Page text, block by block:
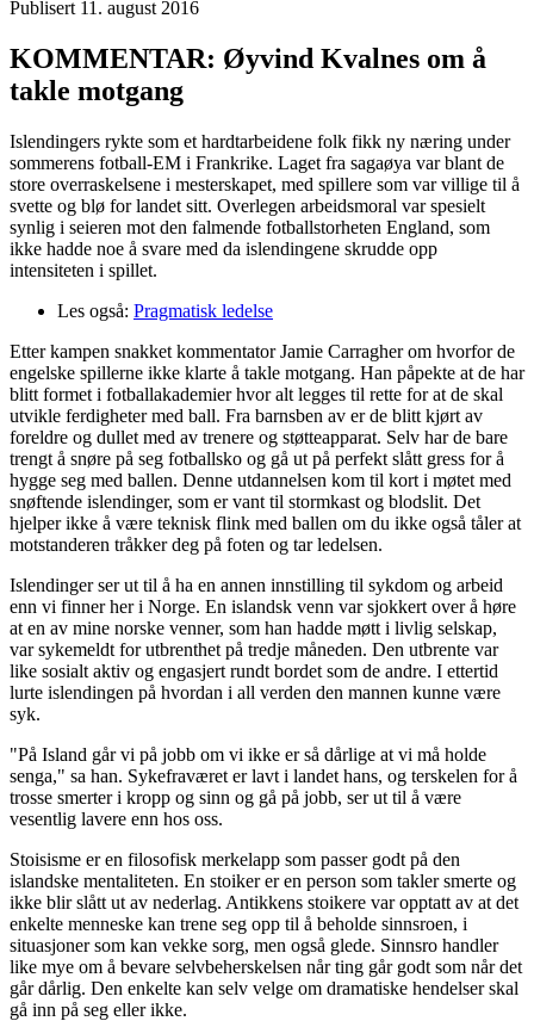
Publisert 11. august 2016
KOMMENTAR: Øyvind Kvalnes om å
takle motgang
Islendingers rykte som et hardtarbeidene folk fikk ny næring under
sommerens fotball-EM i Frankrike. Laget fra sagaøya var blant de
store overraskelsene i mesterskapet, med spillere som var villige til å
svette og blø for landet sitt. Overlegen arbeidsmoral var spesielt
synlig i seieren mot den falmende fotballstorheten England, som
ikke hadde noe å svare med da islendingene skrudde opp
intensiteten i spillet.
Les også: Pragmatisk ledelse
Etter kampen snakket kommentator Jamie Carragher om hvorfor de
engelske spillerne ikke klarte å takle motgang. Han påpekte at de har
blitt formet i fotballakademier hvor alt legges til rette for at de skal
utvikle ferdigheter med ball. Fra barnsben av er de blitt kjørt av
foreldre og dullet med av trenere og støtteapparat. Selv har de bare
trengt å snøre på seg fotballsko og gå ut på perfekt slått gress for å
hygge seg med ballen. Denne utdannelsen kom til kort i møtet med
snøftende islendinger, som er vant til stormkast og blodslit. Det
hjelper ikke å være teknisk flink med ballen om du ikke også tåler at
motstanderen tråkker deg på foten og tar ledelsen.
Islendinger ser ut til å ha en annen innstilling til sykdom og arbeid
enn vi finner her i Norge. En islandsk venn var sjokkert over å høre
at en av mine norske venner, som han hadde møtt i livlig selskap,
var sykemeldt for utbrenthet på tredje måneden. Den utbrente var
like sosialt aktiv og engasjert rundt bordet som de andre. I ettertid
lurte islendingen på hvordan i all verden den mannen kunne være
syk.
"På Island går vi på jobb om vi ikke er så dårlige at vi må holde
senga," sa han. Sykefraværet er lavt i landet hans, og terskelen for å
trosse smerter i kropp og sinn og gå på jobb, ser ut til å være
vesentlig lavere enn hos oss.
Stoisisme er en filosofisk merkelapp som passer godt på den
islandske mentaliteten. En stoiker er en person som takler smerte og
ikke blir slått ut av nederlag. Antikkens stoikere var opptatt av at det
enkelte menneske kan trene seg opp til å beholde sinnsroen, i
situasjoner som kan vekke sorg, men også glede. Sinnsro handler
like mye om å bevare selvbeherskelsen når ting går godt som når det
går dårlig. Den enkelte kan selv velge om dramatiske hendelser skal
gå inn på seg eller ikke.